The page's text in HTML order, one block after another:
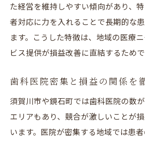
た経営を維持しやすい傾向があり、
者対応に力を入れることで長期的な
ます。こうした特徴は、地域の医療
ビス提供が損益改善に直結するためで
歯科医院密集と損益の関係を
須賀川市や鏡石町では歯科医院の数
エリアもあり、競合が激しいことが
います。医院が密集する地域では患